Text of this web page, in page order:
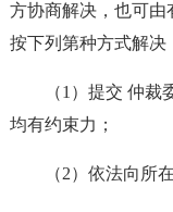
方协商解决，也可由
按下列第种方式解决
（1）提交 仲
均有约束力；
（2）依法向所